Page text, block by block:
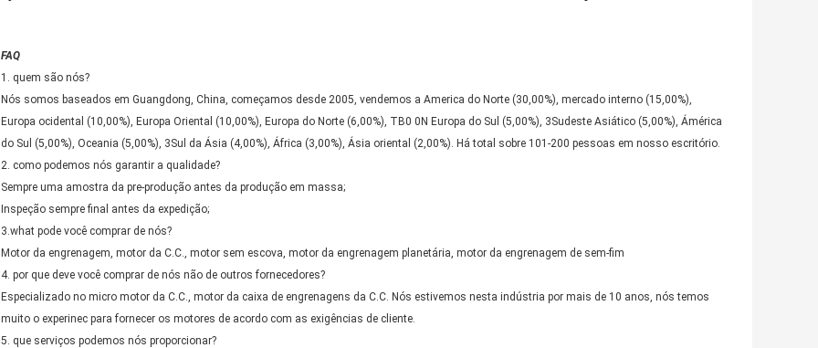
FAQ
1. quem são nós?
Nós somos baseados em Guangdong, China, começamos desde 2005, vendemos a America do Norte (30,00%), mercado interno (15,00%),
Europa ocidental (10,00%), Europa Oriental (10,00%), Europa do Norte (6,00%), TB0 0N Europa do Sul (5,00%), 3Sudeste Asiático (5,00%), Ámérica
do Sul (5,00%), Oceania (5,00%), 3Sul da Ásia (4,00%), África (3,00%), Ásia oriental (2,00%). Há total sobre 101-200 pessoas em nosso escritório.
2. como podemos nós garantir a qualidade?
Sempre uma amostra da pre-produção antes da produção em massa;
Inspeção sempre final antes da expedição;
3.what pode você comprar de nós?
Motor da engrenagem, motor da C.C., motor sem escova, motor da engrenagem planetária, motor da engrenagem de sem-fim
4. por que deve você comprar de nós não de outros fornecedores?
Especializado no micro motor da C.C., motor da caixa de engrenagens da C.C. Nós estivemos nesta indústria por mais de 10 anos, nós temos
muito o experinec para fornecer os motores de acordo com as exigências de cliente.
5. que serviços podemos nós proporcionar?